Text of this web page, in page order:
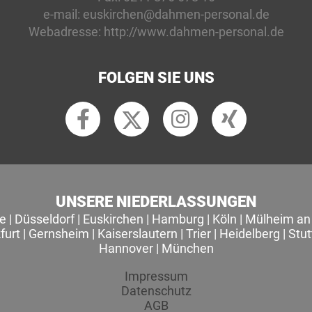
e-mail: euskirchen@dahmen-personal.de
Webadresse: http://www.dahmen-personal.de
FOLGEN SIE UNS
UNSERE NIEDERLASSUNGEN
| Düsseldorf| Euskirchen | Hamburg | Köln | Mülheim
| Gernsheim | Kaiserslautern | Trier| Heidelberg |
Hannover| München
Impressum
Datenschutz
AGB